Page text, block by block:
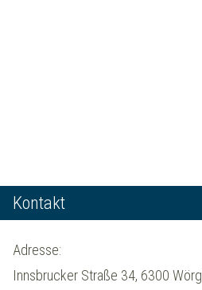
Kontakt
Adresse:
Innsbrucker Straße 34, 6300 Wörgl